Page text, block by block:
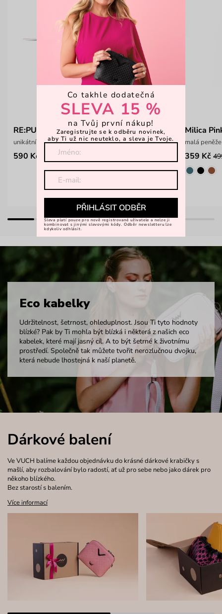
RE:PUFF Pink
unikátní přívěsek
590 Kč
Milica
malá
359 Kč
Eco kabelky
Udržitelnost, šetrnost, ohleduplnost. Jsou Ti tyto hodnoty
blízké? Pak by Ti mohla být blízká i některá z našich eco
kabelek, které mají jasný cíl. A to být šetrné k životnímu
prostředí. Společně tak můžete tvořit nerozlučnou dvojku,
která nebude lhostejná k naší planetě.
Dárkové balení
Ve VUCH balíme každou objednávku do krásné dárkové krabičky s
mašlí, aby rozbalování bylo radostí, ať už pro sebe nebo jako dárek pro
někoho blízkého.
Bez starostí s balením.
Více informací
Co takhle dodatečná
SLEVA 15 %
na Tvůj první nákup!
Zaregistrujte se k odběru novinek,
aby Ti už nic neuteklo, a sleva je Tvoje.
PŘIHLÁSIT ODBĚR
Sleva platí pouze pro nově registrované uživatele a nelze ji
kombinovat s jinými slevovými kódy. Odběr newsletteru lze
kdykoliv odhlásit.